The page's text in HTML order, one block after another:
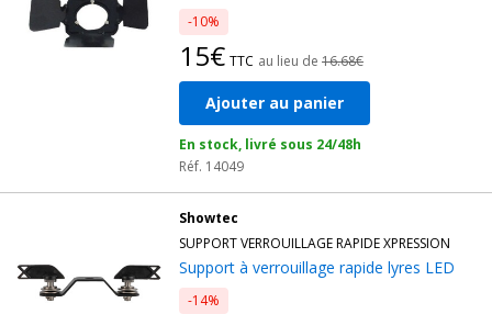
-10%
15€ TTC au lieu de 16.68€
Ajouter au panier
En stock, livré sous 24/48h
Réf. 14049
Showtec
SUPPORT VERROUILLAGE RAPIDE XPRESSION
Support à verrouillage rapide lyres LED
-14%